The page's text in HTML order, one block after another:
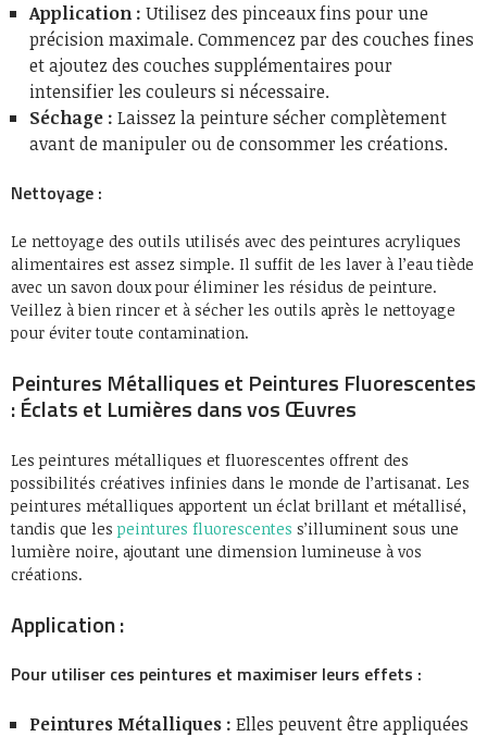
Application : Utilisez des pinceaux fins pour une
précision maximale. Commencez par des couches fines
et ajoutez des couches supplémentaires pour
intensifier les couleurs si nécessaire.
Séchage : Laissez la peinture sécher complètement
avant de manipuler ou de consommer les créations.
Nettoyage :
Le nettoyage des outils utilisés avec des peintures acryliques
alimentaires est assez simple. Il suffit de les laver à l’eau tiède
avec un savon doux pour éliminer les résidus de peinture.
Veillez à bien rincer et à sécher les outils après le nettoyage
pour éviter toute contamination.
Peintures Métalliques et Peintures Fluorescentes
: Éclats et Lumières dans vos Œuvres
Les peintures métalliques et fluorescentes offrent des
possibilités créatives infinies dans le monde de l’artisanat. Les
peintures métalliques apportent un éclat brillant et métallisé,
tandis que lespeintures fluorescentes s’illuminent sous une
lumière noire, ajoutant une dimension lumineuse à vos
créations.
Application :
Pour utiliser ces peintures et maximiser leurs effets :
Peintures Métalliques : Elles peuvent être appliquées